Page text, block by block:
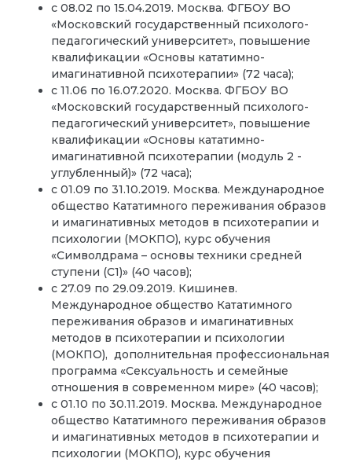
с 08.02 по 15.04.2019. Москва. ФГБОУ ВО
«Московский государственный психолого-
педагогический университет», повышение
квалификации «Основы кататимно-
имагинативной психотерапии» (72 часа);
с 11.06 по 16.07.2020. Москва. ФГБОУ ВО
«Московский государственный психолого-
педагогический университет», повышение
квалификации «Основы кататимно-
имагинативной психотерапии (модуль 2 -
углубленный)» (72 часа);
с 01.09 по 31.10.2019. Москва. Международное
общество Кататимного переживания образов
и имагинативных методов в психотерапии и
психологии (МОКПО), курс обучения
«Символдрама – основы техники средней
ступени (С1)» (40 часов);
с 27.09 по 29.09.2019. Кишинев.
Международное общество Кататимного
переживания образов и имагинативных
методов в психотерапии и психологии
(МОКПО), дополнительная профессиональная
программа «Сексуальность и семейные
отношения в современном мире» (40 часов);
с 01.10 по 30.11.2019. Москва. Международное
общество Кататимного переживания образов
и имагинативных методов в психотерапии и
психологии (МОКПО), курс обучения